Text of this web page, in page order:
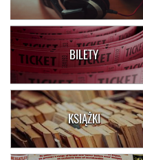
BILETY
KSIĄŻKI